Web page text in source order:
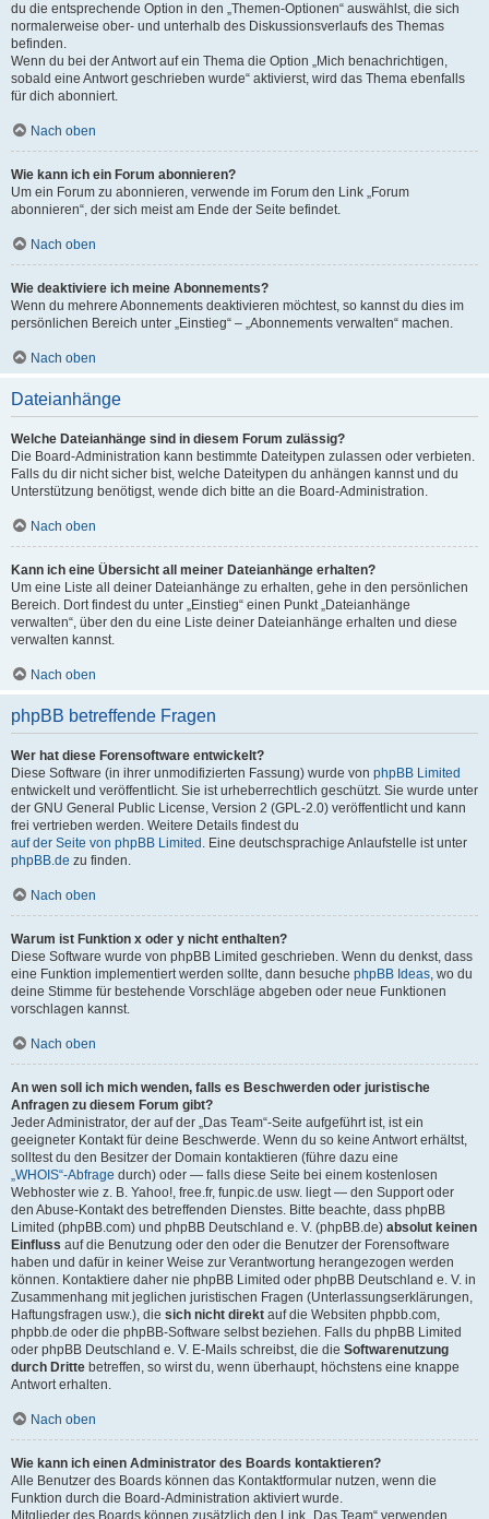
du die entsprechende Option in den „Themen-Optionen“ auswählst, die sich
normalerweise ober- und unterhalb des Diskussionsverlaufs des Themas
befinden.
Wenn du bei der Antwort auf ein Thema die Option „Mich benachrichtigen,
sobald eine Antwort geschrieben wurde“ aktivierst, wird das Thema ebenfalls
für dich abonniert.
Nach oben
Wie kann ich ein Forum abonnieren?
Um ein Forum zu abonnieren, verwende im Forum den Link „Forum
abonnieren“, der sich meist am Ende der Seite befindet.
Nach oben
Wie deaktiviere ich meine Abonnements?
Wenn du mehrere Abonnements deaktivieren möchtest, so kannst du dies im
persönlichen Bereich unter „Einstieg“ – „Abonnements verwalten“ machen.
Nach oben
Dateianhänge
Welche Dateianhänge sind in diesem Forum zulässig?
Die Board-Administration kann bestimmte Dateitypen zulassen oder verbieten.
Falls du dir nicht sicher bist, welche Dateitypen du anhängen kannst und du
Unterstützung benötigst, wende dich bitte an die Board-Administration.
Nach oben
Kann ich eine Übersicht all meiner Dateianhänge erhalten?
Um eine Liste all deiner Dateianhänge zu erhalten, gehe in den persönlichen
Bereich. Dort findest du unter „Einstieg“ einen Punkt „Dateianhänge
verwalten“, über den du eine Liste deiner Dateianhänge erhalten und diese
verwalten kannst.
Nach oben
phpBB betreffende Fragen
Wer hat diese Forensoftware entwickelt?
Diese Software (in ihrer unmodifizierten Fassung) wurde von phpBB Limited
entwickelt und veröffentlicht. Sie ist urheberrechtlich geschützt. Sie wurde unter
der GNU General Public License, Version 2 (GPL-2.0) veröffentlicht und kann
frei vertrieben werden. Weitere Details findest du
auf der Seite von phpBB Limited . Eine deutschsprachige Anlaufstelle ist unter
phpBB.de zu finden.
Nach oben
Warum ist Funktion x oder y nicht enthalten?
Diese Software wurde von phpBB Limited geschrieben. Wenn du denkst, dass
eine Funktion implementiert werden sollte, dann besuche phpBB Ideas, wo du
deine Stimme für bestehende Vorschläge abgeben oder neue Funktionen
vorschlagen kannst.
Nach oben
An wen soll ich mich wenden, falls es Beschwerden oder juristische
Anfragen zu diesem Forum gibt?
Jeder Administrator, der auf der „Das Team“-Seite aufgeführt ist, ist ein
geeigneter Kontakt für deine Beschwerde. Wenn du so keine Antwort erhältst,
solltest du den Besitzer der Domain kontaktieren (führe dazu eine
„WHOIS“-Abfrage durch) oder — falls diese Seite bei einem kostenlosen
Webhoster wie z. B. Yahoo!, free.fr, funpic.de usw. liegt — den Support oder
den Abuse-Kontakt des betreffenden Dienstes. Bitte beachte, dass phpBB
Limited (phpBB.com) und phpBB Deutschland e. V. (phpBB.de) absolut keinen
Einfluss auf die Benutzung oder den oder die Benutzer der Forensoftware
haben und dafür in keiner Weise zur Verantwortung herangezogen werden
können. Kontaktiere daher nie phpBB Limited oder phpBB Deutschland e. V. in
Zusammenhang mit jeglichen juristischen Fragen (Unterlassungserklärungen,
Haftungsfragen usw.), die sich nicht direkt auf die Websiten phpbb.com,
phpbb.de oder die phpBB-Software selbst beziehen. Falls du phpBB Limited
oder phpBB Deutschland e. V. E-Mails schreibst, die die Softwarenutzung
durch Dritte betreffen, so wirst du, wenn überhaupt, höchstens eine knappe
Antwort erhalten.
Nach oben
Wie kann ich einen Administrator des Boards kontaktieren?
Alle Benutzer des Boards können das Kontaktformular nutzen, wenn die
Funktion durch die Board-Administration aktiviert wurde.
Mitglieder des Boards können zusätzlich den Link „Das Team“ verwenden.